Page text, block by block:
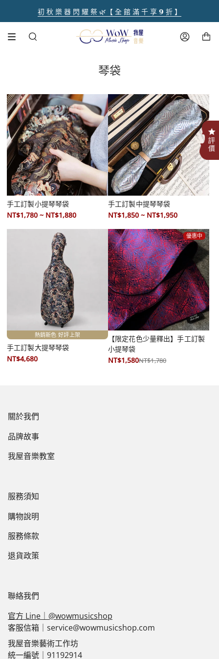
初 秋 樂 器 閃 耀 祭 🌿【 全 館 滿 千 享 𝟵 折 】
全館滿 $1500 享免運費
熱銷商品✨ 魔鏡樂器拋光膏🪞
音樂人送禮首選【禮盒優惠套組 🎁】
註冊官網會員 【領取點數1000點】🌟
搜
帳
琴袋
手工訂製小提琴琴袋
NT$1,780 ~ NT$1,880
手工訂製中提琴琴袋
NT$1,850 ~ NT$1,950
熱銷新色 好評上架
手工訂製大提琴琴袋
NT$4,680
優惠中
【限定花色少量釋出】手工訂製
小提琴袋
NT$1,580NT$1,780
關於我們
品牌故事
我屋音樂教室
服務須知
購物說明
服務條款
退貨政策
聯絡我們
官方 Line｜@wowmusicshop
客服信箱｜service@wowmusicshop.com
我屋音樂藝術工作坊
統一編號｜91192914